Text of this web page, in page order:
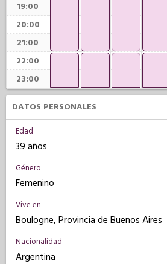
19:00
20:00
21:00
22:00
23:00
DATOS PERSONALES
Edad
39 años
Género
Femenino
Vive en
Boulogne, Provincia de Buenos Aires
Nacionalidad
Argentina